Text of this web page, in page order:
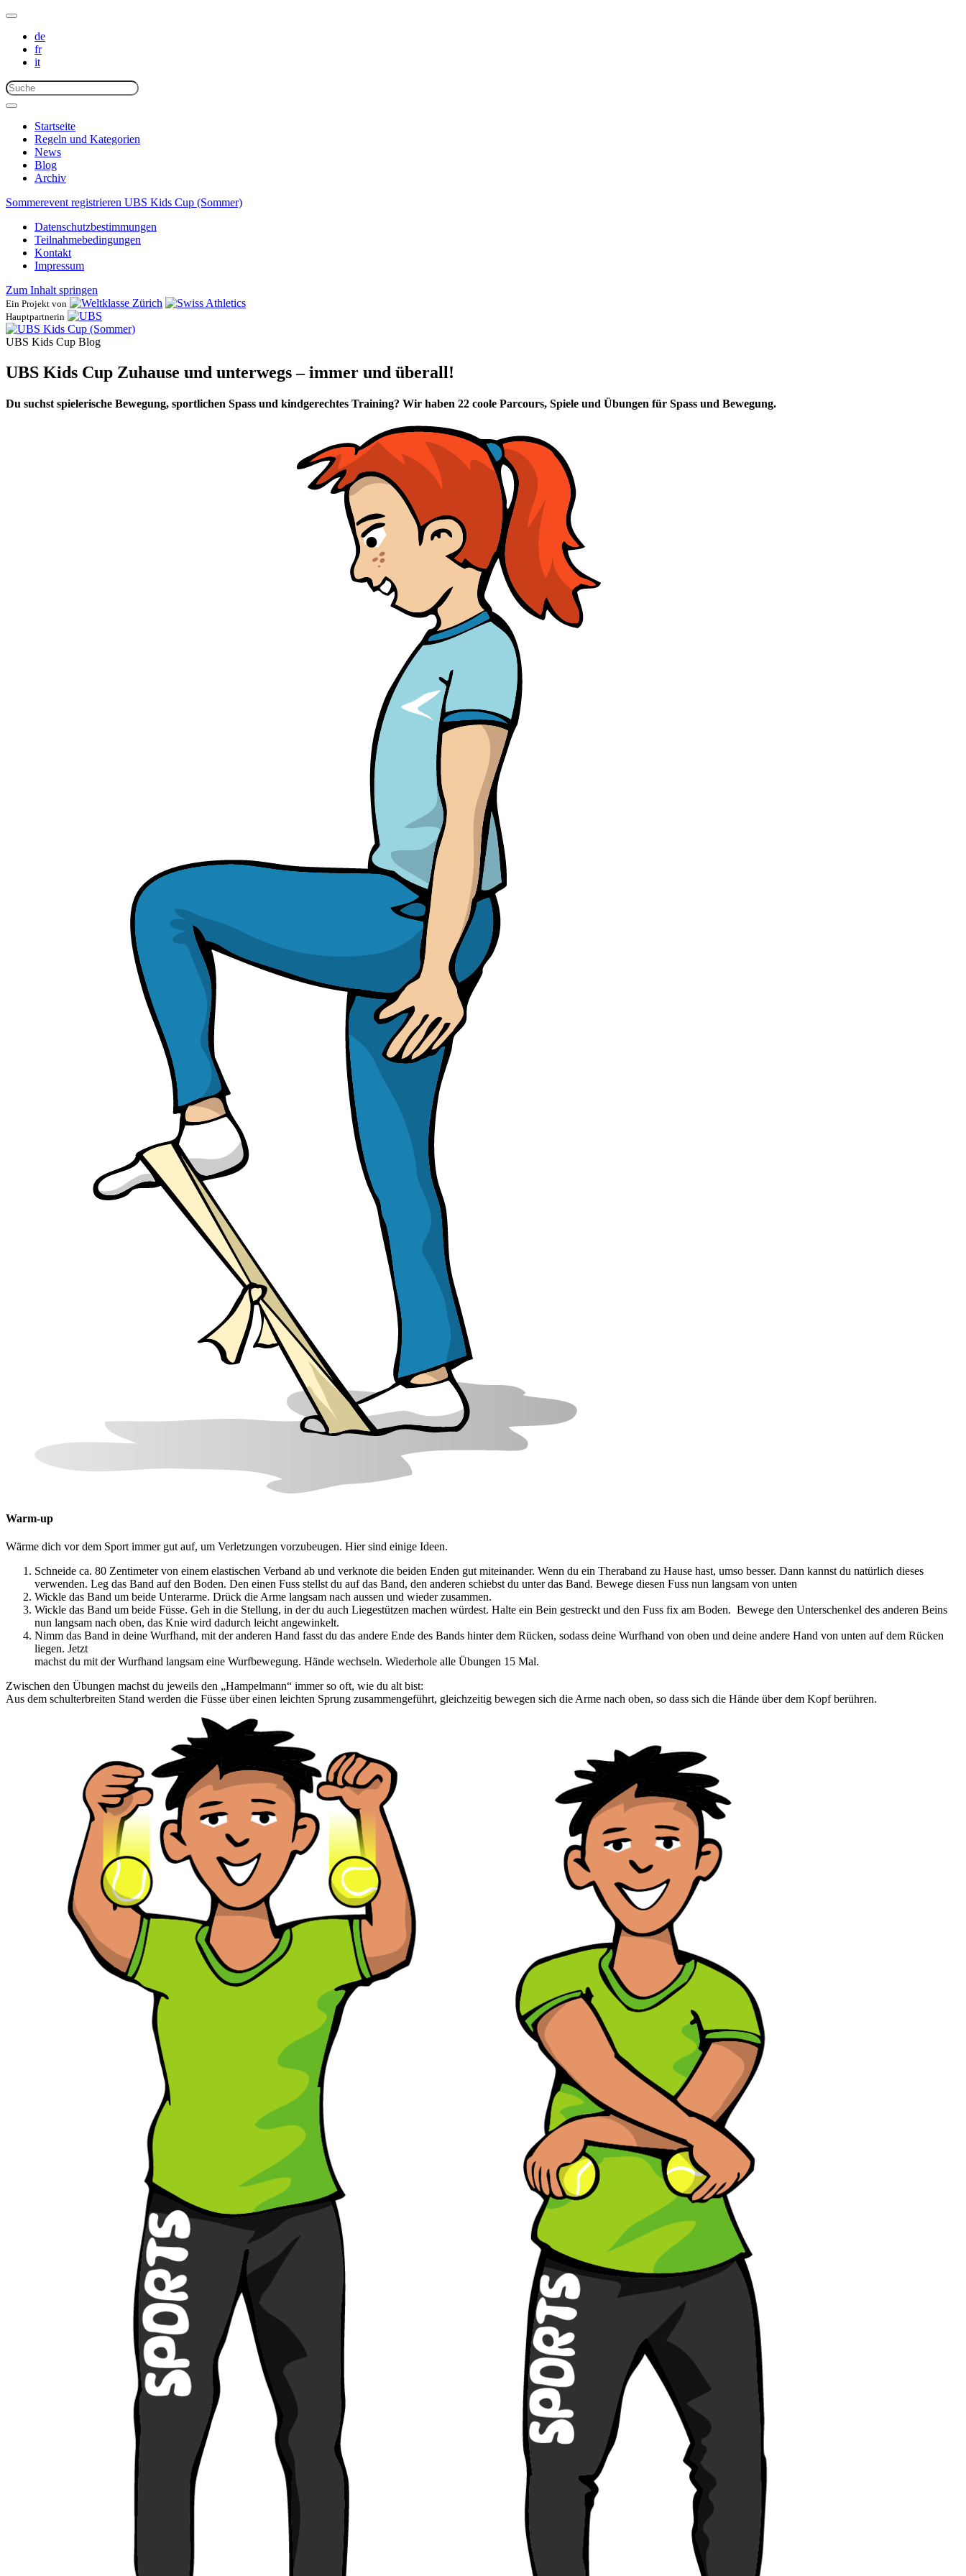
de
fr
it
Startseite
Regeln und Kategorien
News
Blog
Archiv
Sommerevent registrieren UBS Kids Cup (Sommer)
Datenschutzbestimmungen
Teilnahmebedingungen
Kontakt
Impressum
Zum Inhalt springen
Ein Projekt von
Hauptpartnerin
UBS Kids Cup Blog
UBS Kids Cup Zuhause und unterwegs – immer und überall!
Du suchst spielerische Bewegung, sportlichen Spass und kindgerechtes Training? Wir haben 22 coole Parcours, Spiele und Übungen für Spass und Bewegung.
Warm-up
Wärme dich vor dem Sport immer gut auf, um Verletzungen vorzubeugen. Hier sind einige Ideen.
Schneide ca. 80 Zentimeter von einem elastischen Verband ab und verknote die beiden Enden gut miteinander. Wenn du ein Theraband zu Hause hast, umso besser. Dann kannst du natürlich dieses
verwenden. Leg das Band auf den Boden. Den einen Fuss stellst du auf das Band, den anderen schiebst du unter das Band. Bewege diesen Fuss nun langsam von unten
Wickle das Band um beide Unterarme. Drück die Arme langsam nach aussen und wieder zusammen.
Wickle das Band um beide Füsse. Geh in die Stellung, in der du auch Liegestützen machen würdest. Halte ein Bein gestreckt und den Fuss fix am Boden. Bewege den Unterschenkel des anderen Beins
nun langsam nach oben, das Knie wird dadurch leicht angewinkelt.
Nimm das Band in deine Wurfhand, mit der anderen Hand fasst du das andere Ende des Bands hinter dem Rücken, sodass deine Wurfhand von oben und deine andere Hand von unten auf dem Rücken
liegen. Jetzt
machst du mit der Wurfhand langsam eine Wurfbewegung. Hände wechseln. Wiederhole alle Übungen 15 Mal.
Zwischen den Übungen machst du jeweils den „Hampelmann“ immer so oft, wie du alt bist:
Aus dem schulterbreiten Stand werden die Füsse über einen leichten Sprung zusammengeführt, gleichzeitig bewegen sich die Arme nach oben, so dass sich die Hände über dem Kopf berühren.